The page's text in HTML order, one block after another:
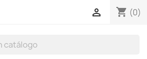
shopping_cart (0)
